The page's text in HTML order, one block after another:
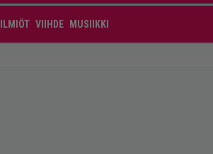
ILMIÖT VIIHDE MUSIIKKI